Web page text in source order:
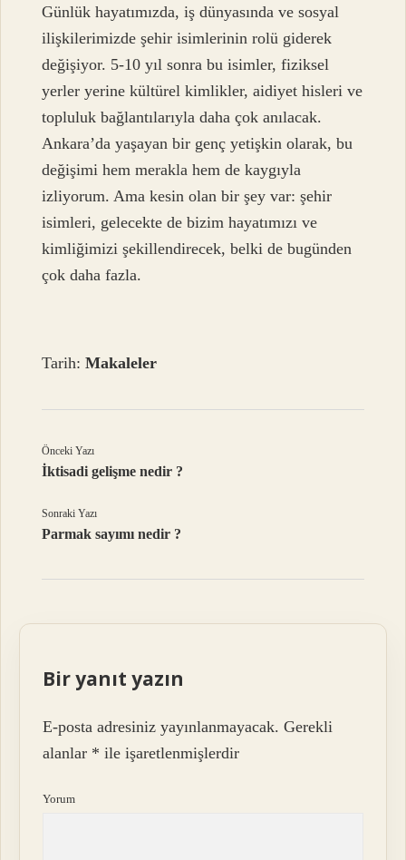
Günlük hayatımızda, iş dünyasında ve sosyal
ilişkilerimizde şehir isimlerinin rolü giderek
değişiyor. 5-10 yıl sonra bu isimler, fiziksel
yerler yerine kültürel kimlikler, aidiyet hisleri ve
topluluk bağlantılarıyla daha çok anılacak.
Ankara’da yaşayan bir genç yetişkin olarak, bu
değişimi hem merakla hem de kaygıyla
izliyorum. Ama kesin olan bir şey var: şehir
isimleri, gelecekte de bizim hayatımızı ve
kimliğimizi şekillendirecek, belki de bugünden
çok daha fazla.
Tarih:Makaleler
Önceki Yazı
İktisadi gelişme nedir ?
Sonraki Yazı
Parmak sayımı nedir ?
Bir yanıt yazın
E-posta adresiniz yayınlanmayacak. Gerekli
alanlar * ile işaretlenmişlerdir
Yorum